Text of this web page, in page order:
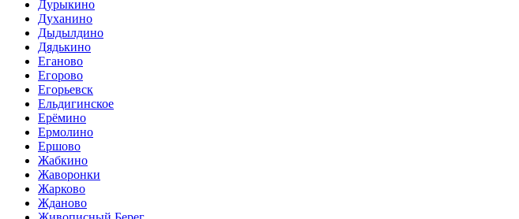
Дурыкино
Духанино
Дыдылдино
Дядькино
Еганово
Егорово
Егорьевск
Ельдигинское
Ерёмино
Ермолино
Ершово
Жабкино
Жаворонки
Жарково
Жданово